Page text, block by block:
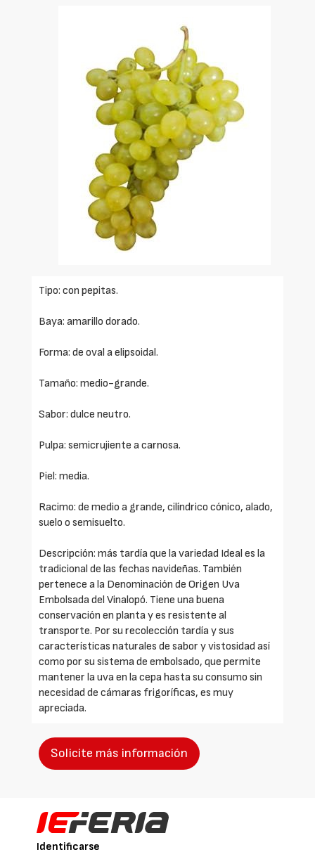
Tipo: con pepitas.
Baya: amarillo dorado.
Forma: de oval a elipsoidal.
Tamaño: medio-grande.
Sabor: dulce neutro.
Pulpa: semicrujiente a carnosa.
Piel: media.
Racimo: de medio a grande, cilíndrico cónico, alado,
suelo o semisuelto.
Descripción: más tardía que la variedad Ideal es la
tradicional de las fechas navideñas. También
pertenece a la Denominación de Origen Uva
Embolsada del Vinalopó. Tiene una buena
conservación en planta y es resistente al
transporte. Por su recolección tardía y sus
características naturales de sabor y vistosidad así
como por su sistema de embolsado, que permite
mantener la uva en la cepa hasta su consumo sin
necesidad de cámaras frigoríficas, es muy
apreciada.
Solicite más información
Identificarse